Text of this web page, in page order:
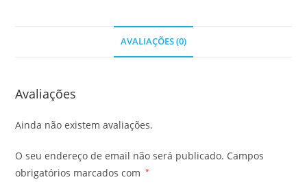
AVALIAÇÕES (0)
Avaliações
Ainda não existem avaliações.
O seu endereço de email não será publicado. Campos
obrigatórios marcados com
*